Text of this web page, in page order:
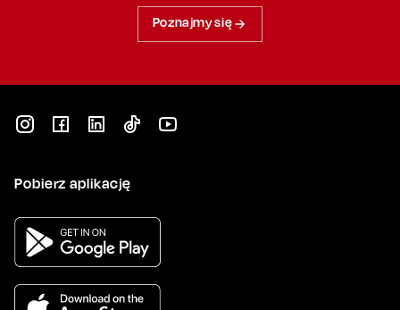
Poznajmy się
Pobierz aplikację